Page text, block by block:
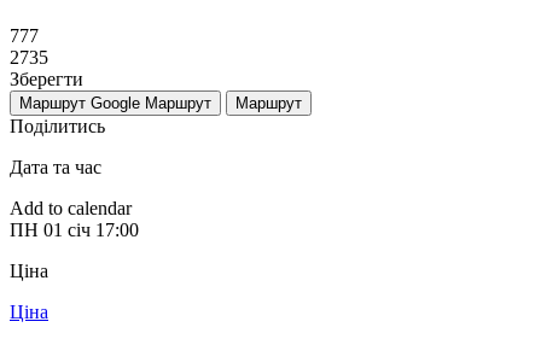
777
2735
Зберегти
Маршрут Google Маршрут Маршрут
Поділитись
Дата та час
Add to calendar
ПН 01 січ 17:00
Ціна
Ціна